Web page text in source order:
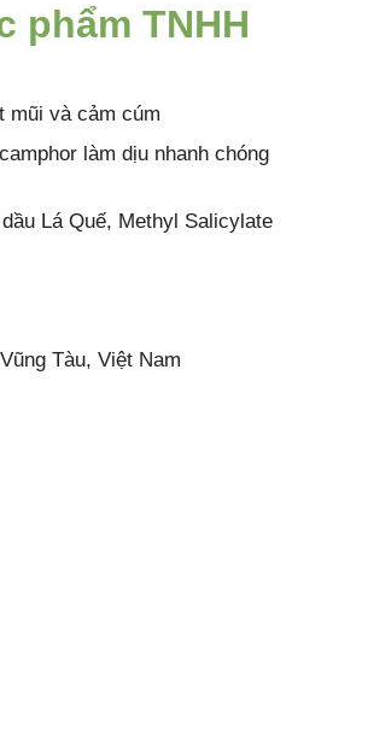
phẩm TNHH
mũi và cảm cúm
làm dịu nhanh chóng
Lá Quế, Methyl Salicylate
Tàu, Việt Nam